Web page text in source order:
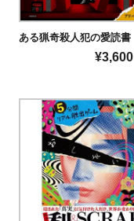
ある猟奇殺人犯の愛読書
¥3,600